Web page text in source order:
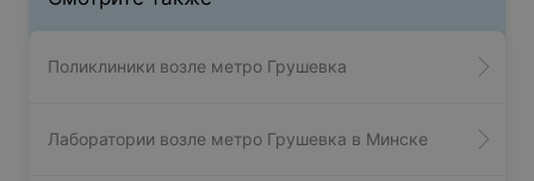
Поликлиники возле метро Грушевка
Лаборатории возле метро Грушевка в Минске